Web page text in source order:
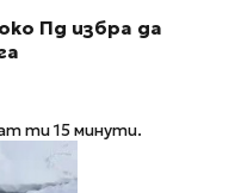
Пд избра да
ти 15 минути.